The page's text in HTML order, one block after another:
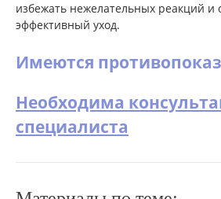
избежать нежелательных реакций и
эффективный уход.
Имеются
Необходима
специалиста